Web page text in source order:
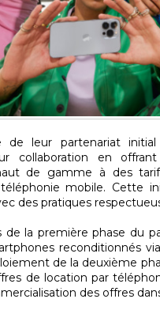
de leur partenariat
collaboration en
de gamme à des
mobile. Cette
des pratiques
de la première phase du
reconditionnés
de la deuxième
de location par
des offres